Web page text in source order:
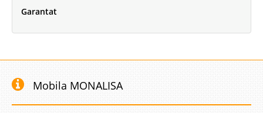
Garantat
Mobila MONALISA